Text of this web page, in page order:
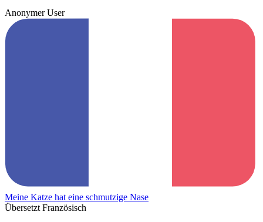
Anonymer User
Meine Katze hat eine schmutzige Nase
Übersetzt Französisch